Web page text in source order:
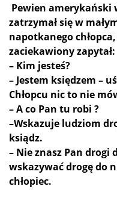
Pewien amerykański
zatrzymał się w
napotkanego
zaciekawiony zapytał:
– Kim jesteś?
– Jestem księdzem –
Chłopcu nic to nie
– A co Pan tu robi ?
–Wskazuje ludziom
ksiądz.
– Nie znasz Pan drogi
wskazywać drogę do
chłopiec.